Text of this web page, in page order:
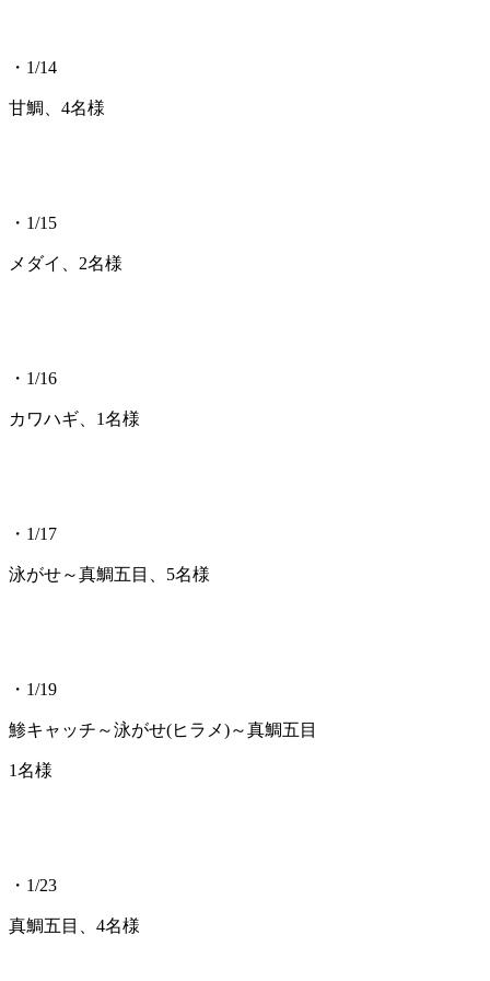
・1/14
甘鯛、4名様
・1/15
メダイ、2名様
・1/16
カワハギ、1名様
・1/17
泳がせ～真鯛五目、5名様
・1/19
鯵キャッチ～泳がせ(ヒラメ)～真鯛五目
1名様
・1/23
真鯛五目、4名様